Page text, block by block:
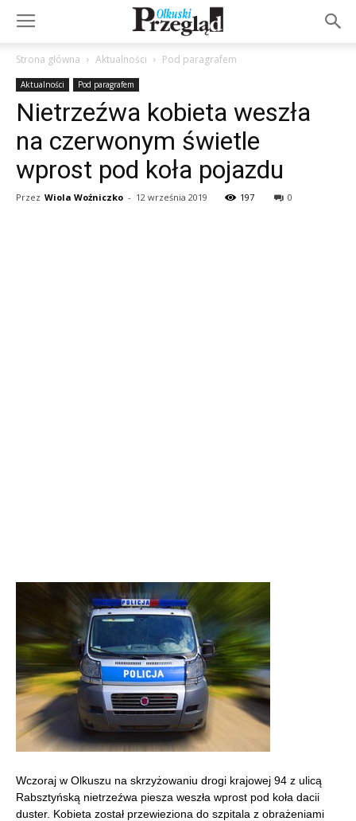
Strona główna Aktualności Pod paragrafem
Aktualności Pod paragrafem
Nietrzeźwa kobieta weszła
na czerwonym świetle
wprost pod koła pojazdu
Przez Wiola Woźniczko - 12 września 2019 197 0
Wczoraj w Olkuszu na skrzyżowaniu drogi krajowej 94 z ulicą
Rabsztyńską nietrzeźwa piesza weszła wprost pod koła dacii
duster. Kobieta został przewieziona do szpitala z obrażeniami